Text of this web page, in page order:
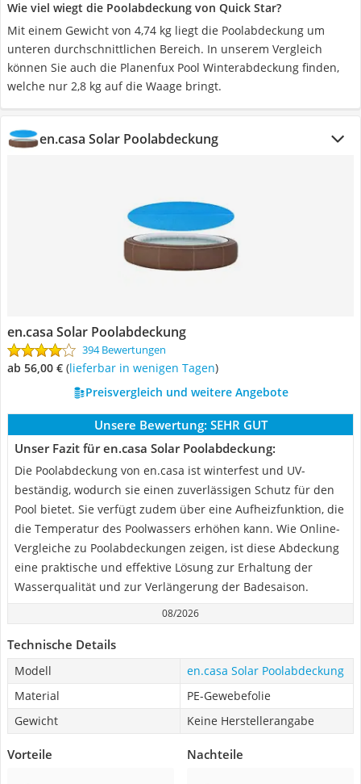
Wie viel wiegt die Poolabdeckung von Quick Star?
Mit einem Gewicht von 4,74 kg liegt die Poolabdeckung um
unteren durchschnittlichen Bereich. In unserem Vergleich
können Sie auch die Planenfux Pool Winterabdeckung finden,
welche nur 2,8 kg auf die Waage bringt.
en.casa Solar Poolabdeckung
en.casa Solar Poolabdeckung
394 Bewertungen
ab 56,00 € ( Lieferbar in wenigen Tagen)
Preisvergleich und weitere Angebote
Unsere Bewertung: SEHR GUT
Unser Fazit für en.casa Solar Poolabdeckung:
Die Poolabdeckung von en.casa ist winterfest und UV-
beständig, wodurch sie einen zuverlässigen Schutz für den
Pool bietet. Sie verfügt zudem über eine Aufheizfunktion, die
die Temperatur des Poolwassers erhöhen kann. Wie Online-
Vergleiche zu Poolabdeckungen zeigen, ist diese Abdeckung
eine praktische und effektive Lösung zur Erhaltung der
Wasserqualität und zur Verlängerung der Badesaison.
08/2026
Technische Details
Modell
en.casa Solar Poolabdeckung
Material
PE-Gewebefolie
Gewicht
Keine Herstellerangabe
Vorteile Nachteile